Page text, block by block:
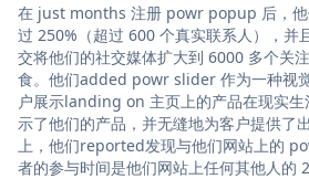
在 just months 注册 powr popup 后，他
过 250%（超过 600 个真实联系人），
交将他们的社交媒体扩大到 6000 多个关
食。他们added powr slider 作为一种视
户展示landing on 主页上的产品在现实生
示了他们的产品，并无缝地为客户提供了
上，他们reported发现与他们网站上的
者的参与时间是他们网站上任何其他人的